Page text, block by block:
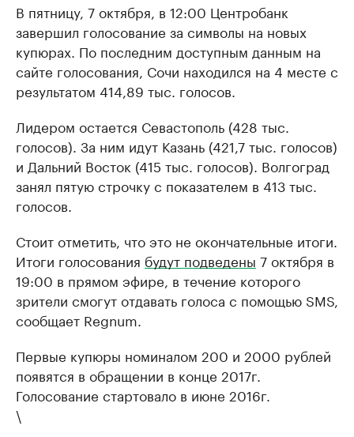
В пятницу, 7 октября, в 12:00 Центробанк
завершил голосование за символы на новых
купюрах. По последним доступным данным на
сайте голосования, Сочи находился на 4 месте с
результатом 414,89 тыс. голосов.
Лидером остается Севастополь (428 тыс.
голосов). За ним идут Казань (421,7 тыс. голосов)
и Дальний Восток (415 тыс. голосов). Волгоград
занял пятую строчку с показателем в 413 тыс.
голосов.
Стоит отметить, что это не окончательные итоги.
Итоги голосования будут подведены 7 октября в
19:00 в прямом эфире, в течение которого
зрители смогут отдавать голоса с помощью SMS,
сообщает Regnum.
Первые купюры номиналом 200 и 2000 рублей
появятся в обращении в конце 2017г.
Голосование стартовало в июне 2016г.
\